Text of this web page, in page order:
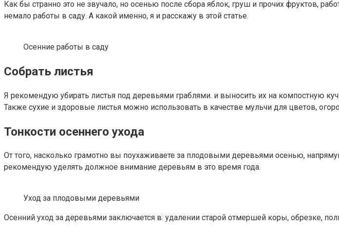
Как бы странно это не звучало, но осенью после сбора яблок, груш и прочих фруктов,
немало работы в саду. А какой именно, я и расскажу в этой статье.
Осенние работы в саду
Собрать листья
Я рекомендую убирать листья под деревьями граблями. и выносить их на компостную
Также сухие и здоровые листья можно использовать в качестве мульчи для цветов,
Тонкости осеннего ухода
От того, насколько грамотно вы поухаживаете за плодовыми деревьями осенью,
рекомендую уделять должное внимание деревьям в это время года.
Уход за плодовыми деревьями
Осенний уход за деревьями заключается в: удалении старой отмершей коры, обрезке,